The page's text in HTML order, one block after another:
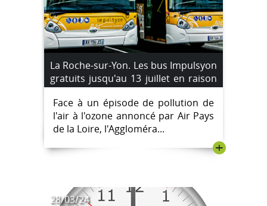
La Roche-sur-Yon. Les bus Impulsyon
gratuits jusqu'au 13 juillet en raison
d'un pic de pollution à l'ozone
Face à un épisode de pollution de
l'air à l'ozone annoncé par Air Pays
de la Loire, l'Aggloméra...
+
28/03/24